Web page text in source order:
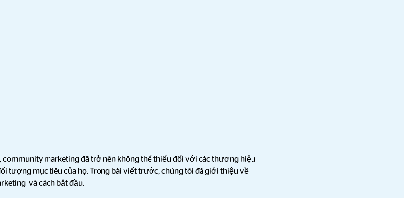
community marketing đã trở nên không thể thiếu đối với các thương hiệu
tượng mục tiêu của họ. Trong bài viết trước, chúng tôi đã giới thiệu về
và cách bắt đầu.